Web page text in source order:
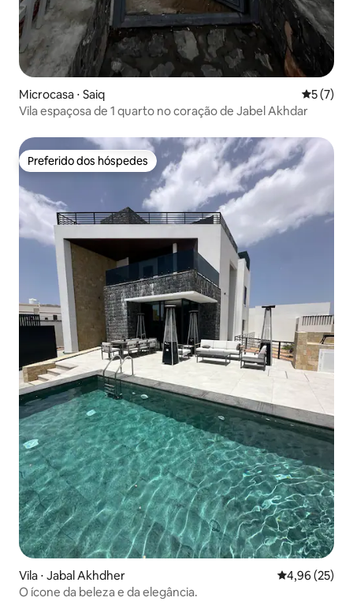
Microcasa ⋅ Saiq 5 de
5 (7)
Vila espaçosa de 1 quarto no coração de Jabel Akhdar
Preferido dos hóspedes
Preferido dos hóspedes
Vila ⋅ Jabal Akhdher 4,96 de uma
4,96 (25)
O ícone da beleza e da elegância.